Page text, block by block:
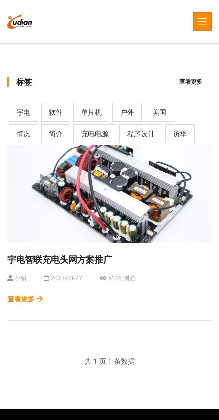
标签 查看更多
宇电 软件 单片机 户外 美国
情况 简介 充电电源 程序设计 访华
宇电智联充电头网方案推广
小编 2023-03-27 5146 浏览
查看更多
共 1 页 1 条数据